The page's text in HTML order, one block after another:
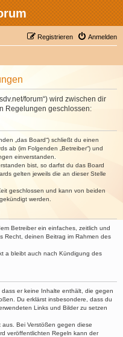
Anmelden
Registrieren
forum“) wird zwischen dir
Regelungen geschlossen:
„das Board“) schließt du einen
ab (im Folgenden „Betreiber“) und
einverstanden.
bist, so darfst du das Board
gelten jeweils die an dieser Stelle
geschlossen und kann von beiden
werden.
Betreiber ein einfaches, zeitlich und
Recht, deinen Beitrag im Rahmen des
a bleibt auch nach Kündigung des
er keine Inhalte enthält, die gegen
Du erklärst insbesondere, dass du
Links und Bilder zu setzen
Bei Verstößen gegen diese
veröffentlichten Regeln kann der